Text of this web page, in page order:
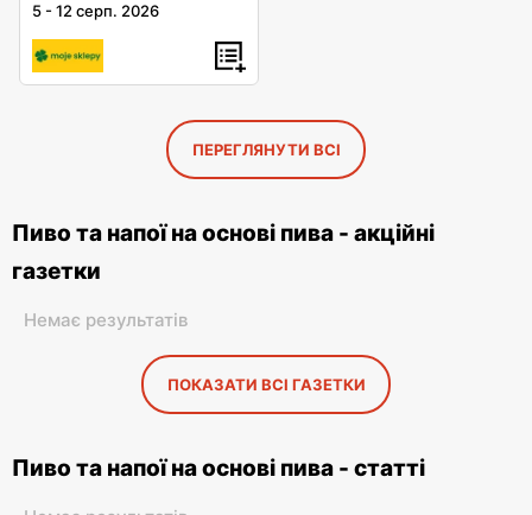
5 -12 серп. 2026
ПЕРЕГЛЯНУТИ ВСІ
Пиво та напої на основі пива - акційні
газетки
Немає результатів
ПОКАЗАТИ ВСІ ГАЗЕТКИ
Пиво та напої на основі пива - статті